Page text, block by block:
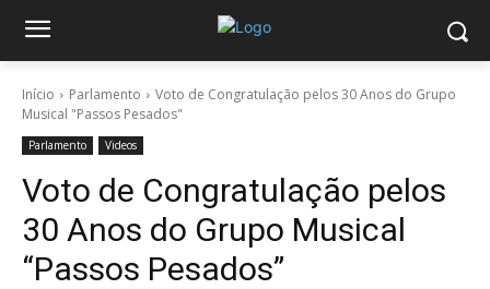
Início Parlamento
Voto de Congratulação pelos 30 Anos do Grupo
Musical "Passos Pesados"
Parlamento Videos
Voto de Congratulação pelos
30 Anos do Grupo Musical
“Passos Pesados”